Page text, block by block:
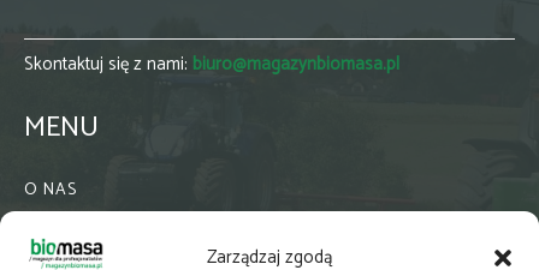
Zarządzaj zgodą
Skontaktuj się z nami: biuro@magazynbiomasa.pl
MENU
O NAS
WSPÓŁPRACA